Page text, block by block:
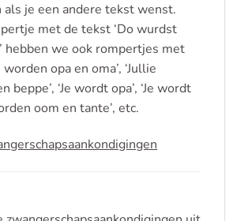
je een andere tekst wenst.
met de tekst ‘Do wurdst
hebben we ook rompertjes met
opa en oma’, ‘Jullie
beppe’, ‘Je wordt opa’, ‘Je wordt
oom en tante’, etc.